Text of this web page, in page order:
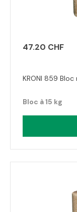
47.20 CHF
KRONI 859
Bloc à 15 kg